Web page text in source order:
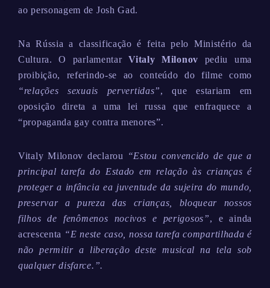
ao personagem de Josh Gad.
Na Rússia a classificação é feita pelo Ministério da
Cultura. O parlamentarVitaly Milonov pediu uma
proibição, referindo-se ao conteúdo do filme como
“relações sexuais pervertidas”, que estariam em
oposição direta a uma lei russa que enfraquece a
“propaganda gay contra menores”.
Vitaly Milonov declarou
“Estou convencido de que a
principal tarefa do Estado em relação às crianças é
proteger a infância ea juventude da sujeira do mundo,
preservar a pureza das crianças, bloquear nossos
filhos de fenômenos nocivos e perigosos”, e ainda
acrescenta “E neste caso, nossa tarefa compartilhada é
não permitir a liberação deste musical na tela sob
qualquer disfarce.”.